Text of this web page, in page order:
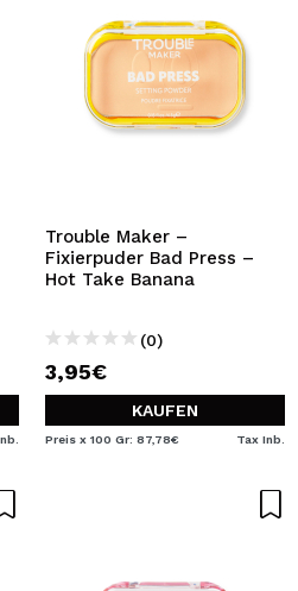
Trouble Maker –
Fixierpuder Bad Press –
Hot Take Banana
(0)
3,95€
KAUFEN
Preis x 100 Gr: 87,78€ Tax Inb.